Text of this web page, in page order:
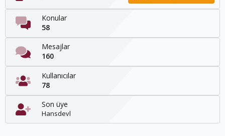
Konular
58
Mesajlar
160
Kullanıcılar
78
Son üye
Hansdevl